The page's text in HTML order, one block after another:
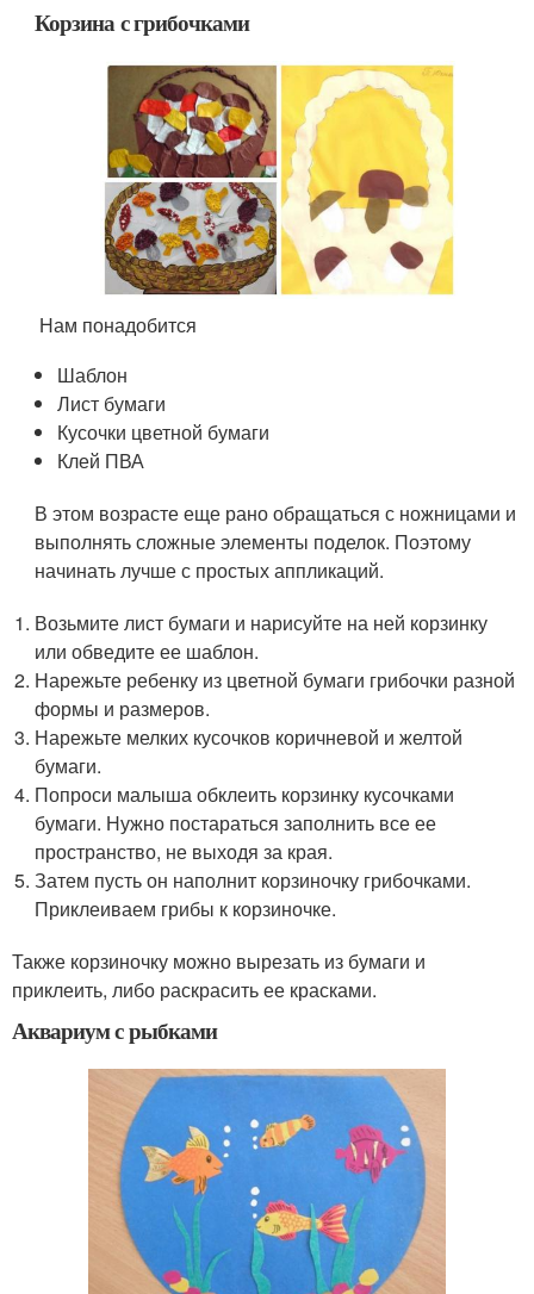
Корзина с грибочками
Нам понадобится
Шаблон
Лист бумаги
Кусочки цветной бумаги
Клей ПВА
В этом возрасте еще рано обращаться с ножницами и
выполнять сложные элементы поделок. Поэтому
начинать лучше с простых аппликаций.
Возьмите лист бумаги и нарисуйте на ней корзинку
или обведите ее шаблон.
Нарежьте ребенку из цветной бумаги грибочки разной
формы и размеров.
Нарежьте мелких кусочков коричневой и желтой
бумаги.
Попроси малыша обклеить корзинку кусочками
бумаги. Нужно постараться заполнить все ее
пространство, не выходя за края.
Затем пусть он наполнит корзиночку грибочками.
Приклеиваем грибы к корзиночке.
Также корзиночку можно вырезать из бумаги и
приклеить, либо раскрасить ее красками.
Аквариум с рыбками